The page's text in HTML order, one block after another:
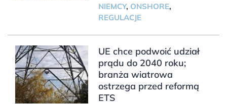
NIEMCY, ONSHORE,
REGULACJE
UE chce podwoić udział
prądu do 2040 roku;
branża wiatrowa
ostrzega przed reformą
ETS